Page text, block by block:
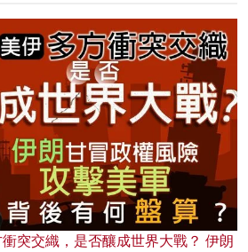
突交織，是否釀成世界大戰？ 伊朗